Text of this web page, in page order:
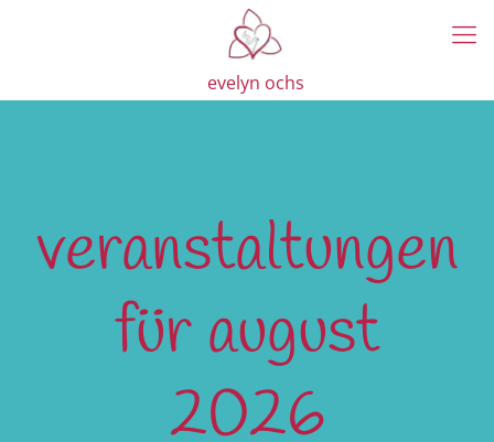
evelyn ochs
veranstaltungen
für august
2026